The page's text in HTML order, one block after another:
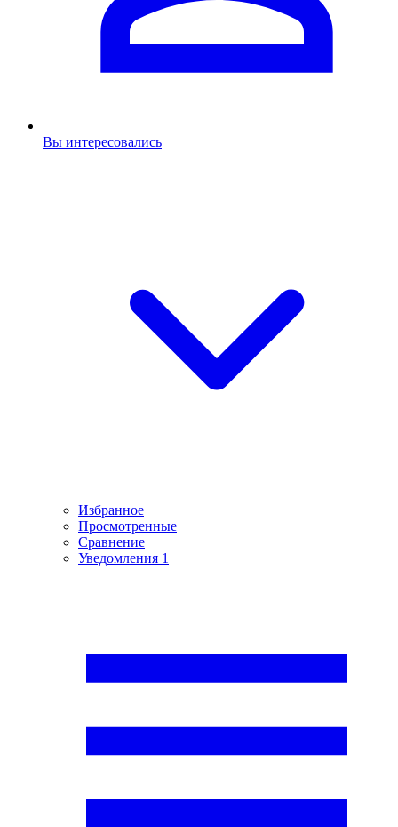
Вы интересовались
Избранное
Просмотренные
Сравнение
Уведомления 1